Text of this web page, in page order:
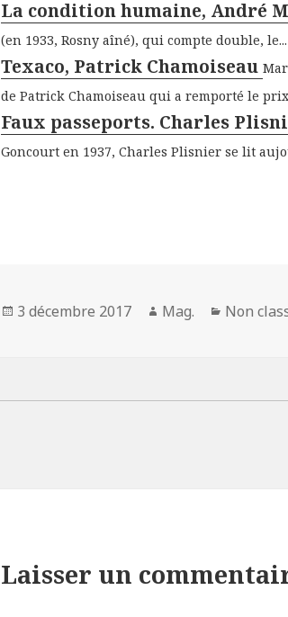
La condition humaine, André
(en 1933, Rosny aîné), qui compte double, le...
Texaco, Patrick Chamoiseau
de Patrick Chamoiseau qui a remporté le
Faux passeports. Charles
Goncourt en 1937, Charles Plisnier se lit
Publié
3 décembre 2017 Auteur
Mag. Non
Laisser un